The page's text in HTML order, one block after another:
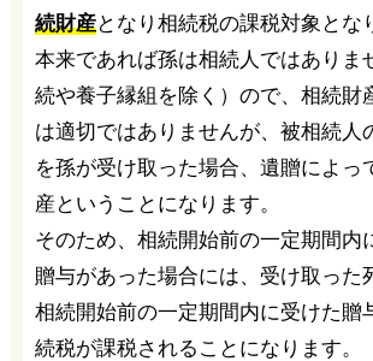
続財産となり相続税の課税対象とな
本来であれば孫は相続人ではありま
続や養子縁組を除く）ので、相続財
は適切ではありませんが、被相続人
を孫が受け取った場合、遺贈によっ
産ということになります。
そのため、相続開始前の一定期間内
贈与があった場合には、受け取った
相続開始前の一定期間内に受けた贈
続税が課税されることになります。